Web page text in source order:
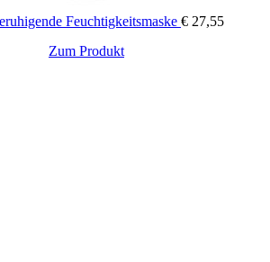
Feuchtigkeitsmaske € 27,55
Zum Produkt